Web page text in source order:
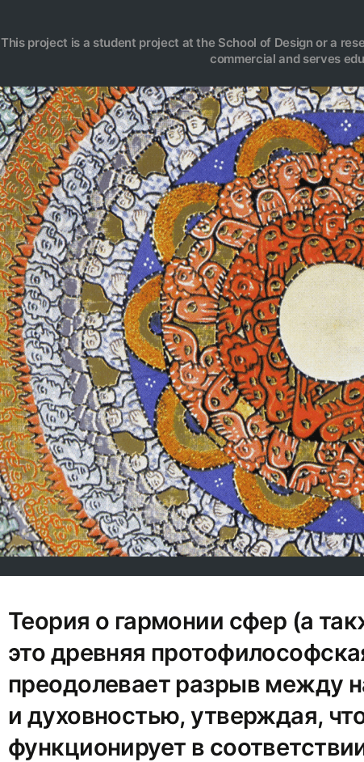
This project is a student project at the School of Design or a
commercial and serves
Теория о гармонии сфер (а
это древняя
преодолевает разрыв между
и духовностью, утверждая,
функционирует в